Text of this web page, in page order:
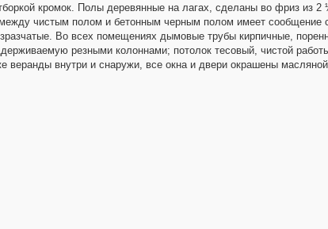
кромок. Полы деревянные на лагах, сделаны во фриз из 2
чистым полом и бетонным черным полом имеет сообщение
Во всех помещениях дымовые трубы кирпичные,
резными колоннами; потолок тесовый, чистой
веранды внутри и снаружи, все окна и двери окрашены